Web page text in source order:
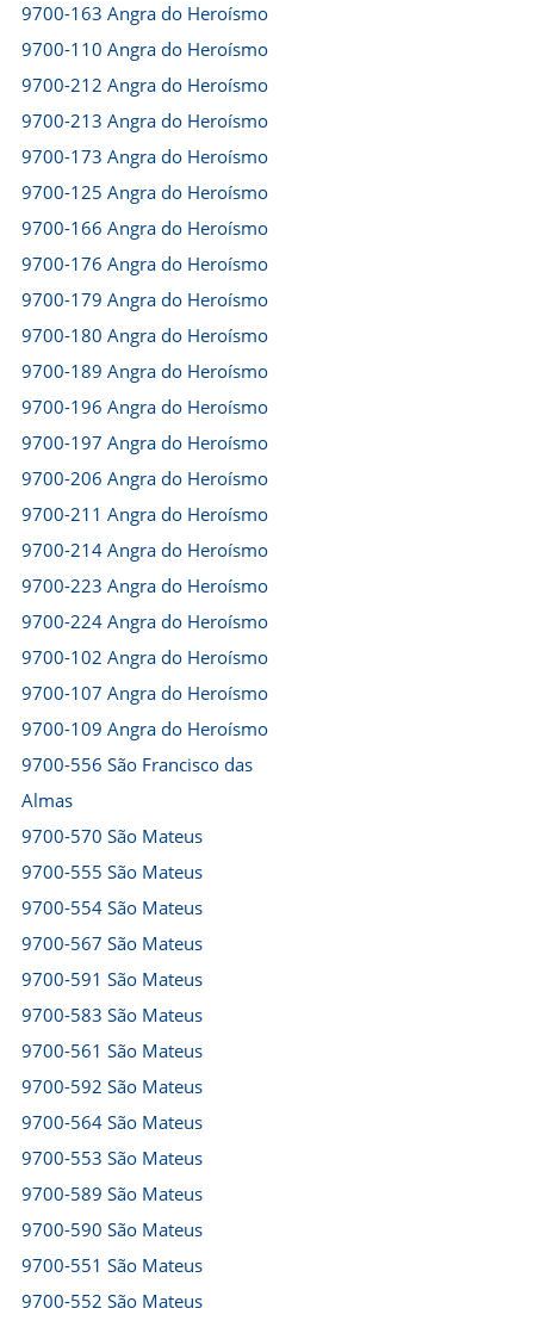
9700-163 Angra do Heroísmo
9700-110 Angra do Heroísmo
9700-212 Angra do Heroísmo
9700-213 Angra do Heroísmo
9700-173 Angra do Heroísmo
9700-125 Angra do Heroísmo
9700-166 Angra do Heroísmo
9700-176 Angra do Heroísmo
9700-179 Angra do Heroísmo
9700-180 Angra do Heroísmo
9700-189 Angra do Heroísmo
9700-196 Angra do Heroísmo
9700-197 Angra do Heroísmo
9700-206 Angra do Heroísmo
9700-211 Angra do Heroísmo
9700-214 Angra do Heroísmo
9700-223 Angra do Heroísmo
9700-224 Angra do Heroísmo
9700-102 Angra do Heroísmo
9700-107 Angra do Heroísmo
9700-109 Angra do Heroísmo
9700-556 São Francisco das
Almas
9700-570 São Mateus
9700-555 São Mateus
9700-554 São Mateus
9700-567 São Mateus
9700-591 São Mateus
9700-583 São Mateus
9700-561 São Mateus
9700-592 São Mateus
9700-564 São Mateus
9700-553 São Mateus
9700-589 São Mateus
9700-590 São Mateus
9700-551 São Mateus
9700-552 São Mateus